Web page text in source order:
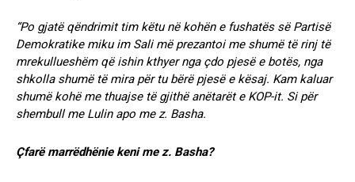
“Po gjatë qëndrimit tim këtu në kohën e fushatës së Partisë
Demokratike miku im Sali më prezantoi me shumë të rinj të
mrekullueshëm që ishin kthyer nga çdo pjesë e botës, nga
shkolla shumë të mira për tu bërë pjesë e kësaj. Kam kaluar
shumë kohë me thuajse të gjithë anëtarët e KOP-it. Si për
shembull me Lulin apo me z. Basha.
Çfarë marrëdhënie keni me z. Basha?